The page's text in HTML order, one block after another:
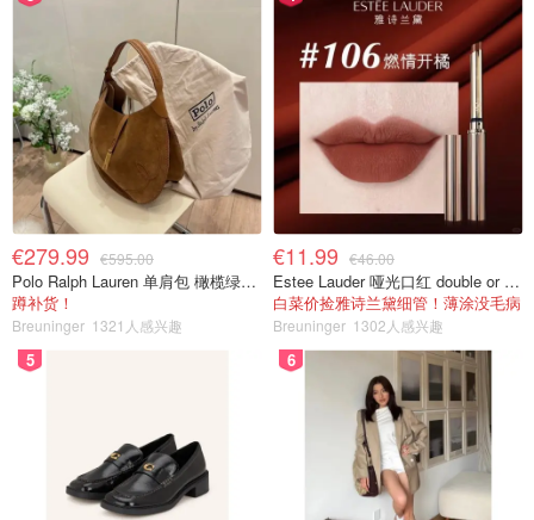
€279.99 €595.00
Polo Ralph Lauren 单肩包 橄榄绿金色
蹲补货！
Breuninger 1321人感兴趣
€11.99 €46.00
Estee Lauder 哑光口红 double or nothing色号
白菜价捡雅诗兰黛细管！薄涂没毛病
Breuninger 1302人感兴趣
5 6